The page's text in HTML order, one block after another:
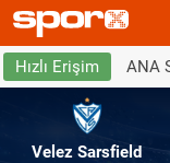
Hızlı Erişim ANA
Velez Sarsfield